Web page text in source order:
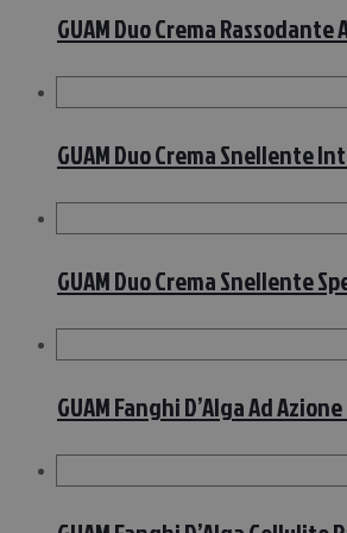
GUAM Duo Crema
GUAM Duo Crema Snellente
GUAM Duo Crema Snellente
GUAM Fanghi D’Alga Ad